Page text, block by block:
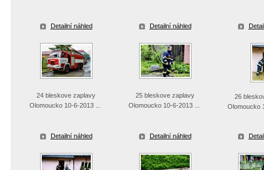
Detailní náhled Detailní náhled
24 bleskove zaplavy
Olomoucko 10-6-2013 ...
Detailní náhled
25 bleskove zaplavy
Olomoucko 10-6-2013 ...
Detailní náhled
26
Olomoucko